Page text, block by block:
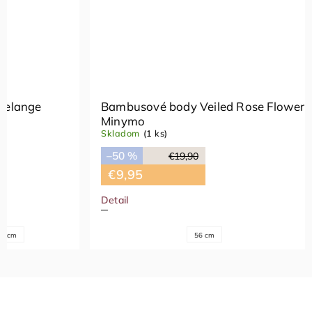
Bambusové body Veiled Rose Flower
€19,90
Biele